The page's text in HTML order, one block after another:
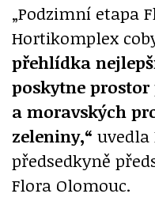
„Podzimní etapa
Hortikomplex
přehlídka
poskytne prostor
a moravských
zeleniny,“ uvedla
předsedkyně
Flora Olomouc.